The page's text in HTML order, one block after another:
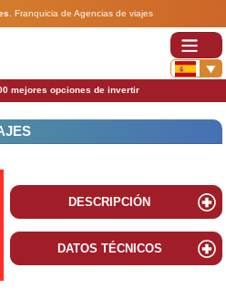
Franquicia de Agencias de viajes
mejores opciones de invertir
DESCRIPCIÓN
DATOS TÉCNICOS